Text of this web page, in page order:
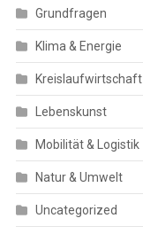
Grundfragen
Klima & Energie
Kreislaufwirtschaft
Lebenskunst
Mobilität & Logistik
Natur & Umwelt
Uncategorized